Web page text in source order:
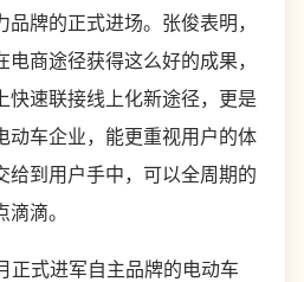
牌的正式进场。张俊表明，
商途径获得这么好的成果，
快速联接线上化新途径，更是
动车企业，能更重视用户的体
给到用户手中，可以全周期的
滴。
正式进军自主品牌的电动车